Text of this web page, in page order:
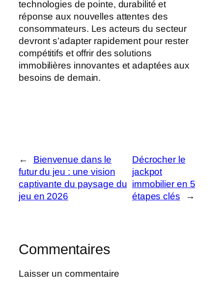
technologies de pointe, durabilité et
réponse aux nouvelles attentes des
consommateurs. Les acteurs du secteur
devront s’adapter rapidement pour rester
compétitifs et offrir des solutions
immobilières innovantes et adaptées aux
besoins de demain.
←
Bienvenue dans le
futur du jeu : une vision
captivante du paysage du
jeu en 2026
Décrocher le
jackpot
immobilier en 5
étapes clés
→
Commentaires
Laisser un commentaire